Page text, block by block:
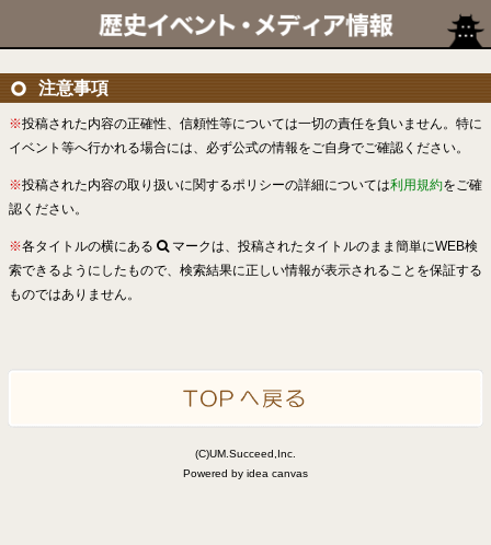
注意事項
※投稿された内容の正確性、信頼性等については一切の責任を負いません。特に
イベント等へ行かれる場合には、必ず公式の情報をご自身でご確認ください。
※投稿された内容の取り扱いに関するポリシーの詳細については利用規約をご確
認ください。
※各タイトルの横にある
マークは、投稿されたタイトルのまま簡単にWEB検
索できるようにしたもので、検索結果に正しい情報が表示されることを保証する
ものではありません。
(C)UM.Succeed,Inc.
Powered by idea canvas